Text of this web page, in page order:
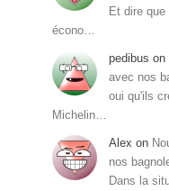
Et dire
écono…
pedibus on
avec nos
oui qu'ils
Michelin…
Alex on
nos
Dans la